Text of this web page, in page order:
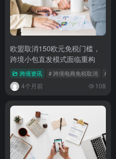
# 东南亚跨境
欧盟取消150欧元免税门槛，
跨境小包直发模式面临重构
跨境资讯 # 跨境电商免税取消 #
4个月前 108